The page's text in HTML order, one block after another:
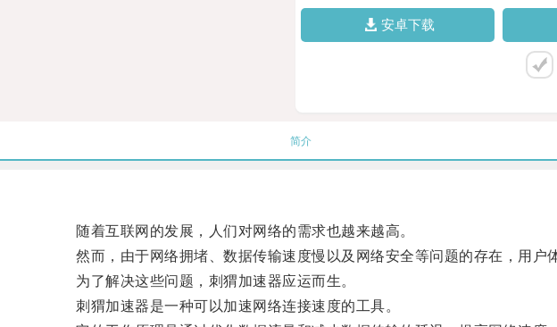
安卓下载
简介
随着互联网的发展，人们对网络的需求也越来越高。
然而，由于网络拥堵、数据传输速度慢以及网络安全等问题的存在，用户
为了解决这些问题，刺猬加速器应运而生。
刺猬加速器是一种可以加速网络连接速度的工具。